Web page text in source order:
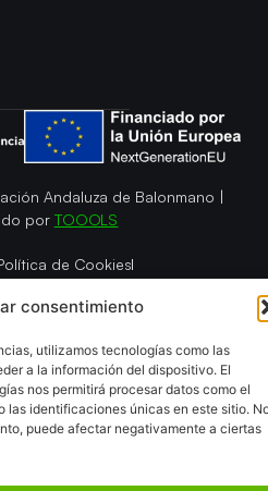
consentimiento
utilizamos tecnologías como las
a la información del dispositivo. El
nos permitirá procesar datos como el
las identificaciones únicas en este sitio.
puede afectar negativamente a ciertas
Andaluza de Balonmano |
por TOOOLS
de Cookies
Mapa del Sitio